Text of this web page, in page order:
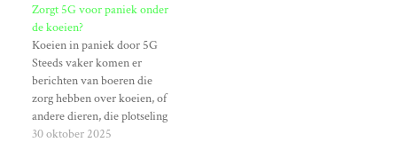
Zorgt 5G voor paniek onder
de koeien?
Koeien in paniek door 5G
Steeds vaker komen er
berichten van boeren die
zorg hebben over koeien, of
andere dieren, die plotseling
in paniek raken en moeilijk
30 oktober 2025